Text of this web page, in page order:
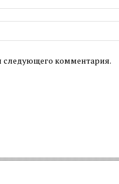
следующего комментария.